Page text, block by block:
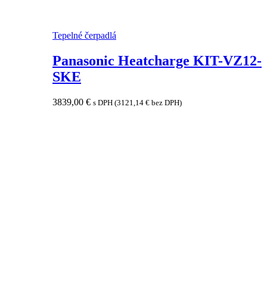
Tepelné čerpadlá
Panasonic Heatcharge KIT-VZ12-
SKE
3839,00 € s DPH (3121,14 € bez DPH)